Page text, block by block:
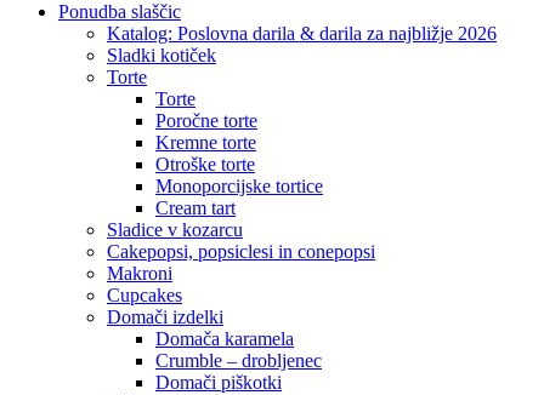
Ponudba slaščic
Katalog: Poslovna darila & darila za najbližje 2026
Sladki kotiček
Torte
Torte
Poročne torte
Kremne torte
Otroške torte
Monoporcijske tortice
Cream tart
Sladice v kozarcu
Cakepopsi, popsiclesi in conepopsi
Makroni
Cupcakes
Domači izdelki
Domača karamela
Crumble – drobljenec
Domači piškotki